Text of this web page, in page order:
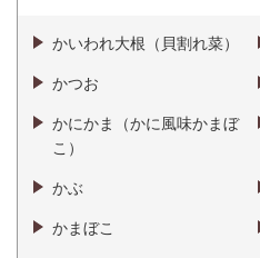
かいわれ大根（貝割れ菜）
かつお
かにかま（かに風味かまぼ
こ）
かぶ
かまぼこ